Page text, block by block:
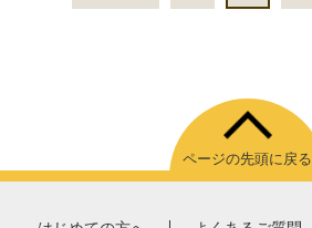
ページの先頭に戻る